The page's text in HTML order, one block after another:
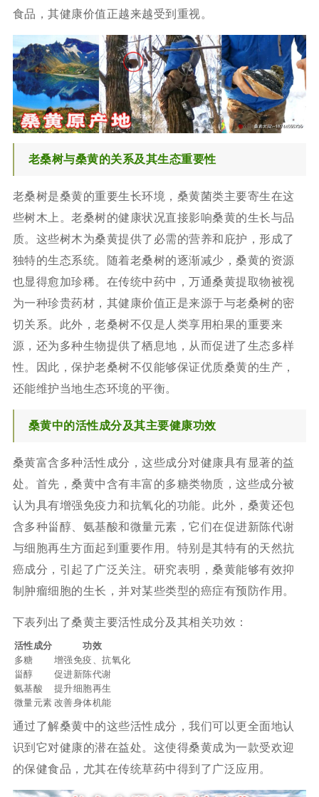
食品，其健康价值正越来越受到重视。
老桑树与桑黄的关系及其生态重要性
老桑树是桑黄的重要生长环境，桑黄菌类主要寄生在这
些树木上。老桑树的健康状况直接影响桑黄的生长与品
质。这些树木为桑黄提供了必需的营养和庇护，形成了
独特的生态系统。随着老桑树的逐渐减少，桑黄的资源
也显得愈加珍稀。在传统中药中，万通桑黄提取物被视
为一种珍贵药材，其健康价值正是来源于与老桑树的密
切关系。此外，老桑树不仅是人类享用桕果的重要来
源，还为多种生物提供了栖息地，从而促进了生态多样
性。因此，保护老桑树不仅能够保证优质桑黄的生产，
还能维护当地生态环境的平衡。
桑黄中的活性成分及其主要健康功效
桑黄富含多种活性成分，这些成分对健康具有显著的益
处。首先，桑黄中含有丰富的多糖类物质，这些成分被
认为具有增强免疫力和抗氧化的功能。此外，桑黄还包
含多种甾醇、氨基酸和微量元素，它们在促进新陈代谢
与细胞再生方面起到重要作用。特别是其特有的天然抗
癌成分，引起了广泛关注。研究表明，桑黄能够有效抑
制肿瘤细胞的生长，并对某些类型的癌症有预防作用。
下表列出了桑黄主要活性成分及其相关功效：
活性成分
功效
多糖
增强免疫、抗氧化
甾醇
促进新陈代谢
氨基酸
提升细胞再生
微量元素 改善身体机能
通过了解桑黄中的这些活性成分，我们可以更全面地认
识到它对健康的潜在益处。这使得桑黄成为一款受欢迎
的保健食品，尤其在传统草药中得到了广泛应用。